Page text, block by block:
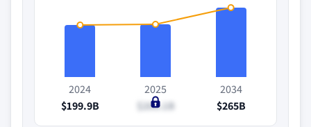
2024
$199.9B
2025
$200.1B
2034
$265B